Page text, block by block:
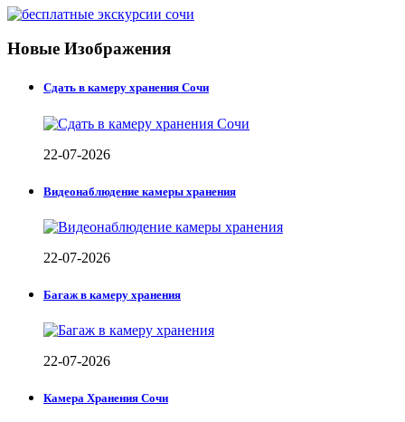
Новые Изображения
Сдать в камеру хранения Сочи
22-07-2026
Видеонаблюдение камеры хранения
22-07-2026
Багаж в камеру хранения
22-07-2026
Камера Хранения Сочи